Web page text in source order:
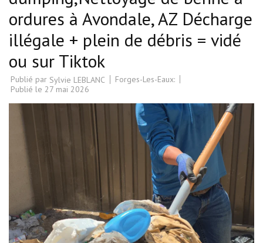
ordures à Avondale, AZ Décharge
illégale + plein de débris = vidé
ou sur Tiktok
Publié par Sylvie LEBLANC
Forges-Les-Eaux:
Publié le 27 mai 2026